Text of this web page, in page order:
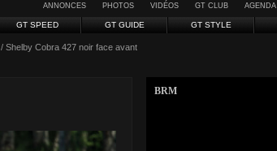
ANNONCES PHOTOS VIDÉOS GT CLUB AGENDA
GT SPEED GT GUIDE GT STYLE
/ Shelby Cobra 427 noir face avant
BRM